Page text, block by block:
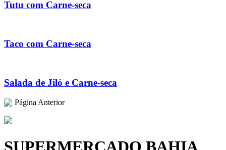
Tutu com Carne-seca
Taco com Carne-seca
Salada de Jiló e Carne-seca
Página Anterior
SUPERMERCADO BAHIA